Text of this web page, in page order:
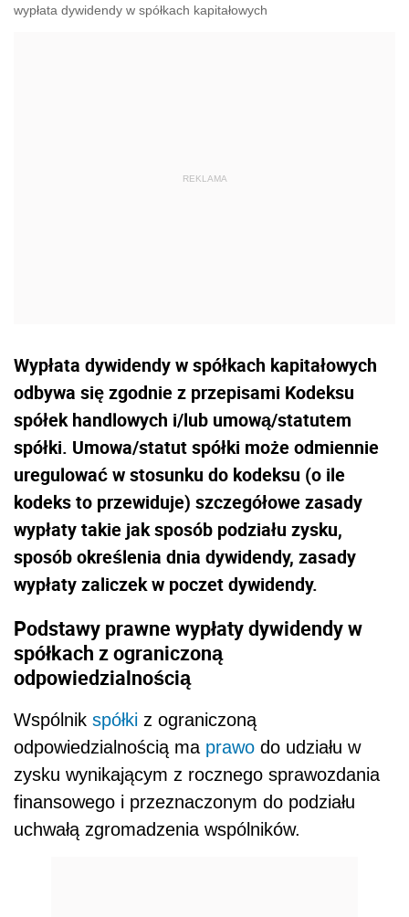
wypłata dywidendy w spółkach kapitałowych
Wypłata dywidendy w spółkach kapitałowych
odbywa się zgodnie z przepisami Kodeksu
spółek handlowych i/lub umową/statutem
spółki. Umowa/statut spółki może odmiennie
uregulować w stosunku do kodeksu (o ile
kodeks to przewiduje) szczegółowe zasady
wypłaty takie jak sposób podziału zysku,
sposób określenia dnia dywidendy, zasady
wypłaty zaliczek w poczet dywidendy.
Podstawy prawne wypłaty dywidendy w
spółkach z ograniczoną
odpowiedzialnością
Wspólnik spółki z ograniczoną
odpowiedzialnością ma prawo do udziału w
zysku wynikającym z rocznego sprawozdania
finansowego i przeznaczonym do podziału
uchwałą zgromadzenia wspólników.